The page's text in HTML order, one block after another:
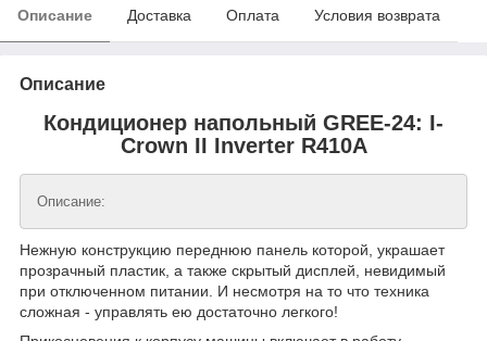
Описание Доставка Оплата Условия возврата
Описание
Кондиционер напольный GREE-24: I-
Crown II Inverter R410A
Описание:
Нежную конструкцию переднюю панель которой, украшает
прозрачный пластик, а также скрытый дисплей, невидимый
при отключенном питании. И несмотря на то что техника
сложная - управлять ею достаточно легкого!